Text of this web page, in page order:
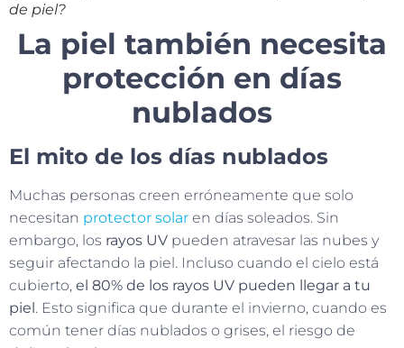
de piel?
La piel también necesita
protección en días
nublados
El mito de los días nublados
Muchas personas creen erróneamente que solo
necesitan protector solar en días soleados. Sin
embargo, los rayos UV pueden atravesar las nubes y
seguir afectando la piel. Incluso cuando el cielo está
cubierto, el 80% de los rayos UV pueden llegar a tu
piel. Esto significa que durante el invierno, cuando es
común tener días nublados o grises, el riesgo de